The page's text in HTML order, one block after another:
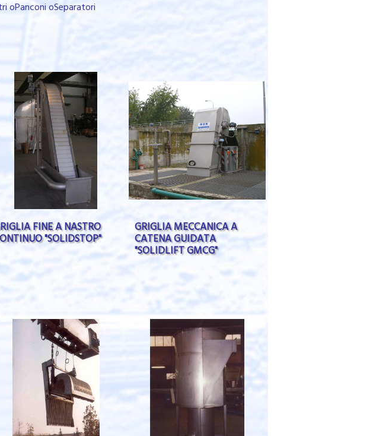
oPanconi oSeparatori
FINE A NASTRO
"SOLIDSTOP"
GRIGLIA MECCANICA A
CATENA GUIDATA
"SOLIDLIFT GMCG"